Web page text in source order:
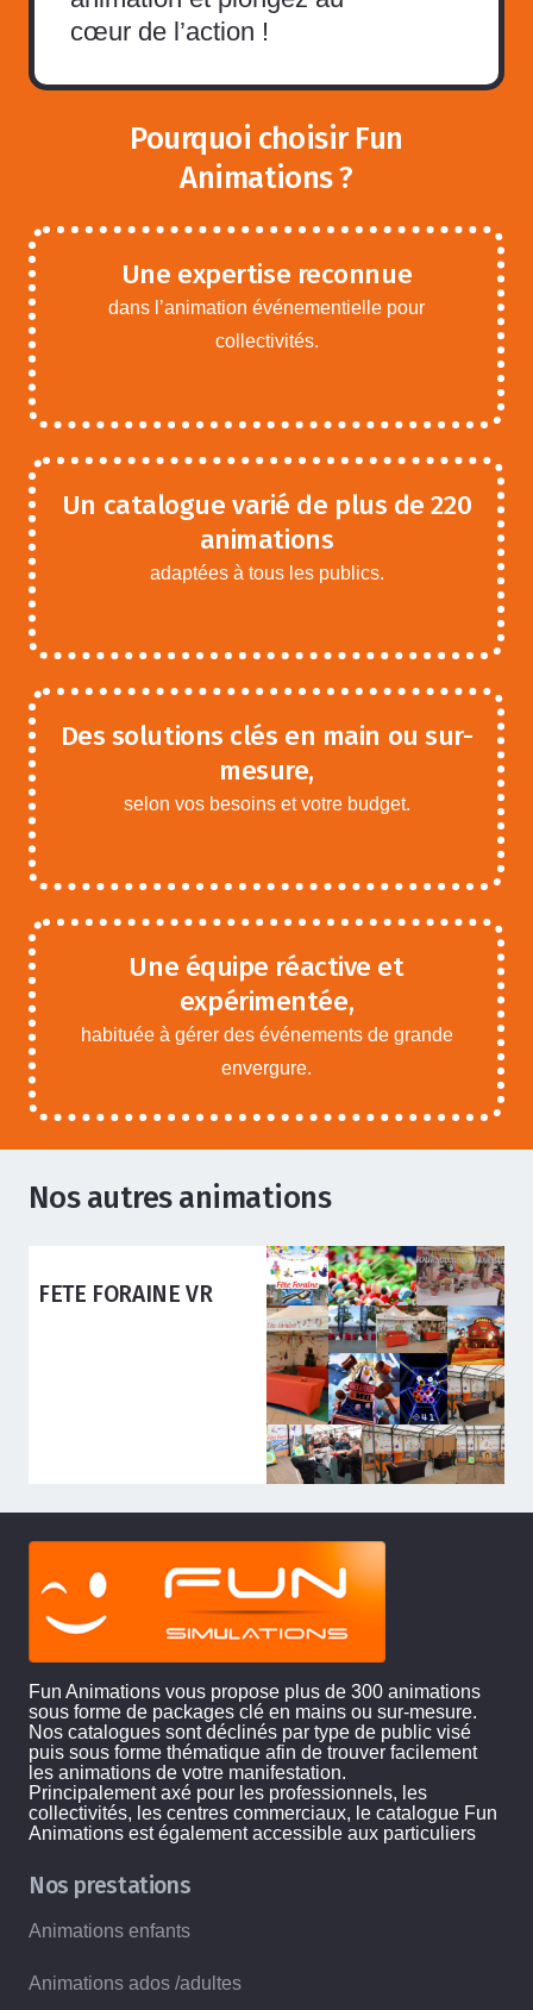
cœur de l’action !
Pourquoi choisir Fun
Animations ?
Une expertise reconnue
dans l’animation événementielle pour
collectivités.
Un catalogue varié de plus de 220
animations
adaptées à tous les publics.
Des solutions clés en main ou sur-
mesure,
selon vos besoins et votre budget.
Une équipe réactive et
expérimentée,
habituée à gérer des événements de grande
envergure.
Nos autres animations
FETE FORAINE VR
Fun Animations vous propose plus de 300 animations
sous forme de packages clé en mains ou sur-mesure.
Nos catalogues sont déclinés par type de public visé
puis sous forme thématique afin de trouver facilement
les animations de votre manifestation.
Principalement axé pour les professionnels, les
collectivités, les centres commerciaux, le catalogue Fun
Animations est également accessible aux particuliers
Nos prestations
Animations enfants
Animations ados /adultes